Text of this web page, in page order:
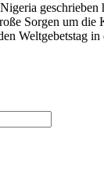
geschrieben
Sorgen um
Weltgebetstag